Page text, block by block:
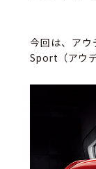
今回は、ア
Sport（アウ